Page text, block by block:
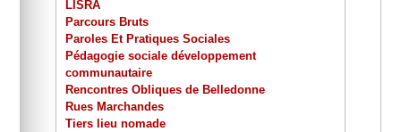
LISRA
Parcours Bruts
Paroles Et Pratiques Sociales
Pédagogie sociale développement
communautaire
Rencontres Obliques de Belledonne
Rues Marchandes
Tiers lieu nomade